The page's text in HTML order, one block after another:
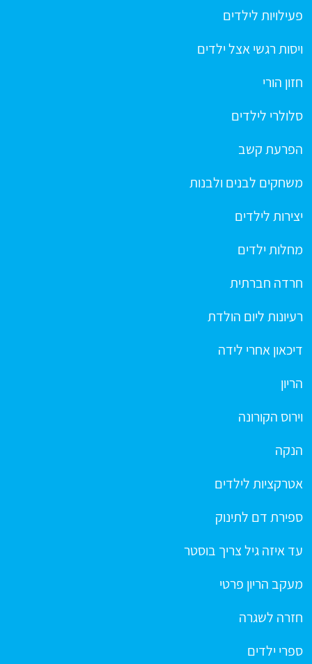
פעילויות לילדים
ויסות רגשי אצל ילדים
חזון הורי
סלולרי לילדים
הפרעת קשב
משחקים לבנים ולבנות
יצירות לילדים
מחלות ילדים
חרדה חברתית
רעיונות ליום הולדת
דיכאון אחרי לידה
הריון
וירוס הקורונה
הנקה
אטרקציות לילדים
ספירת דם לתינוק
עד איזה גיל צריך בוסטר
מעקב הריון פרטי
חזרה לשגרה
ספרי ילדים